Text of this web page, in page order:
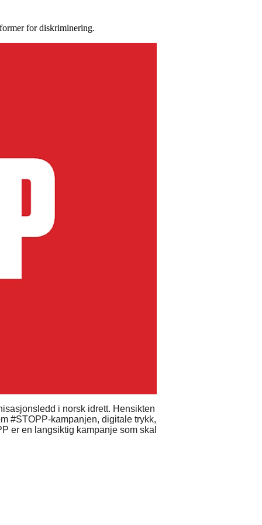
for diskriminering.
i norsk idrett. Hensikten
#STOPP-kampanjen, digitale trykk,
er en langsiktig kampanje som skal